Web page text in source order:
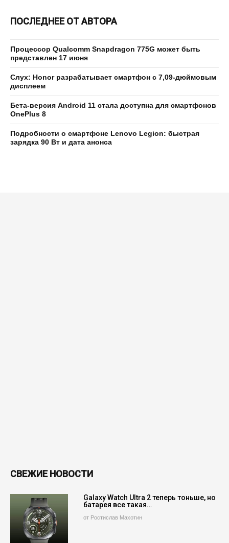
ПОСЛЕДНЕЕ ОТ АВТОРА
Процессор Qualcomm Snapdragon 775G может быть
представлен 17 июня
Слух: Honor разрабатывает смартфон с 7,09-дюймовым
дисплеем
Бета-версия Android 11 стала доступна для смартфонов
OnePlus 8
Подробности о смартфоне Lenovo Legion: быстрая
зарядка 90 Вт и дата анонса
СВЕЖИЕ НОВОСТИ
Galaxy Watch Ultra 2 теперь тоньше, но
батарея все такая…
от Ростислав Махотин